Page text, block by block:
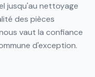
jusqu'au nettoyage
des pièces
vaut la confiance
d'exception.